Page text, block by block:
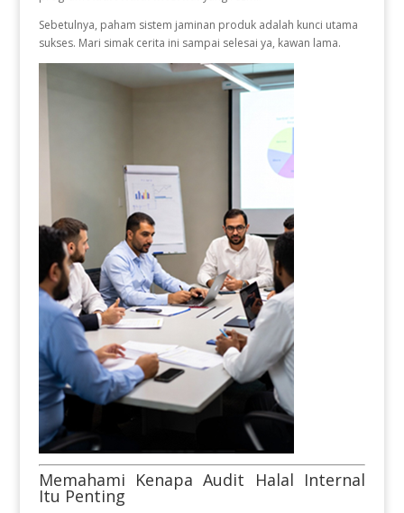
Sebetulnya, paham sistem jaminan produk adalah kunci utama
sukses. Mari simak cerita ini sampai selesai ya, kawan lama.
Memahami Kenapa Audit Halal Internal
Itu Penting